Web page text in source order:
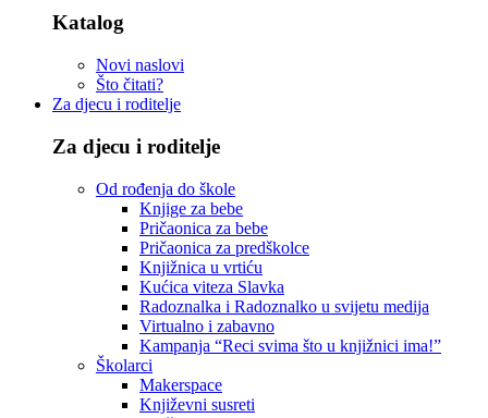
Katalog
Novi naslovi
Što čitati?
Za djecu i roditelje
Za djecu i roditelje
Od rođenja do škole
Knjige za bebe
Pričaonica za bebe
Pričaonica za predškolce
Knjižnica u vrtiću
Kućica viteza Slavka
Radoznalka i Radoznalko u svijetu medija
Virtualno i zabavno
Kampanja “Reci svima što u knjižnici ima!”
Školarci
Makerspace
Književni susreti